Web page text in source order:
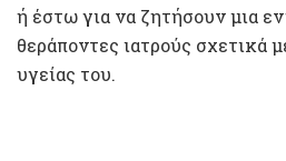
ή έστω για να ζητήσουν μια
θεράποντες ιατρούς σχετικά
υγείας του.